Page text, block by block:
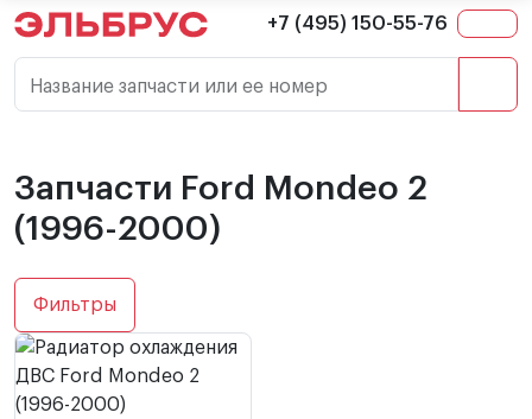
+7 (495) 150-55-76
Название запчасти или ее номер
Запчасти Ford Mondeo 2
(1996-2000)
Фильтры